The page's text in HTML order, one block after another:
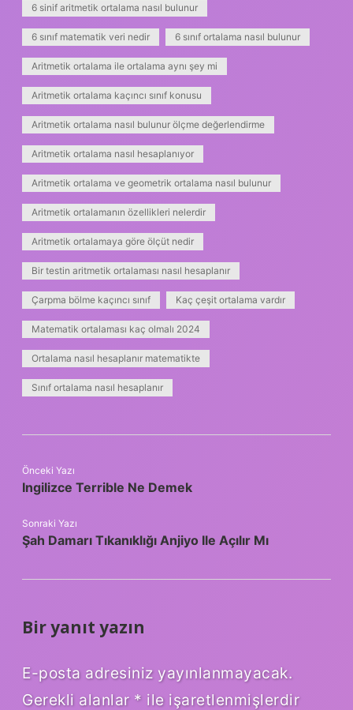
6 sinif aritmetik ortalama nasıl bulunur
6 sınıf matematik veri nedir 6 sınıf ortalama nasıl bulunur
Aritmetik ortalama ile ortalama aynı şey mi
Aritmetik ortalama kaçıncı sınıf konusu
Aritmetik ortalama nasıl bulunur ölçme değerlendirme
Aritmetik ortalama nasıl hesaplanıyor
Aritmetik ortalama ve geometrik ortalama nasıl bulunur
Aritmetik ortalamanın özellikleri nelerdir
Aritmetik ortalamaya göre ölçüt nedir
Bir testin aritmetik ortalaması nasıl hesaplanır
Çarpma bölme kaçıncı sınıf Kaç çeşit ortalama vardır
Matematik ortalaması kaç olmalı 2024
Ortalama nasıl hesaplanır matematikte
Sınıf ortalama nasıl hesaplanır
Önceki Yazı
Ingilizce Terrible Ne Demek
Sonraki Yazı
Şah Damarı Tıkanıklığı Anjiyo Ile Açılır Mı
Bir yanıt yazın
E-posta adresiniz yayınlanmayacak.
Gerekli alanlar * ile işaretlenmişlerdir